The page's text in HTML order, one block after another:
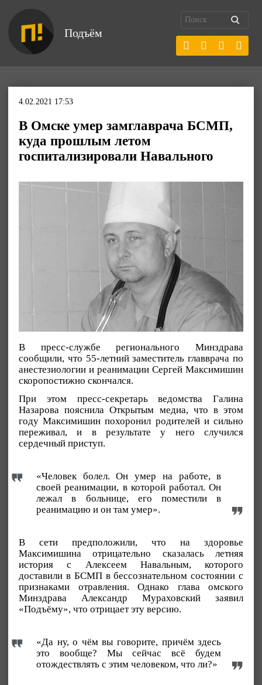
Подъём
4.02.2021 17:53
В Омске умер замглаврача БСМП,
куда прошлым летом
госпитализировали Навального
В пресс-службе регионального Минздрава
сообщили, что 55-летний заместитель главврача по
анестезиологии и реанимации Сергей Максимишин
скоропостижно скончался.
При этом пресс-секретарь ведомства Галина
Назарова пояснила Открытым медиа, что в этом
году Максимишин похоронил родителей и сильно
переживал, и в результате у него случился
сердечный приступ.
«Человек болел. Он умер на работе, в
своей реанимации, в которой работал. Он
лежал в больнице, его поместили в
реанимацию и он там умер».
В сети предположили, что на здоровье
Максимишина отрицательно сказалась летняя
история с Алексеем Навальным, которого
доставили в БСМП в бессознательном состоянии с
признаками отравления. Однако глава омского
Минздрава Александр Мураховский заявил
«Подъёму», что отрицает эту версию.
«Да ну, о чём вы говорите, причём здесь
это вообще? Мы сейчас всё будем
отождествлять с этим человеком, что ли?»